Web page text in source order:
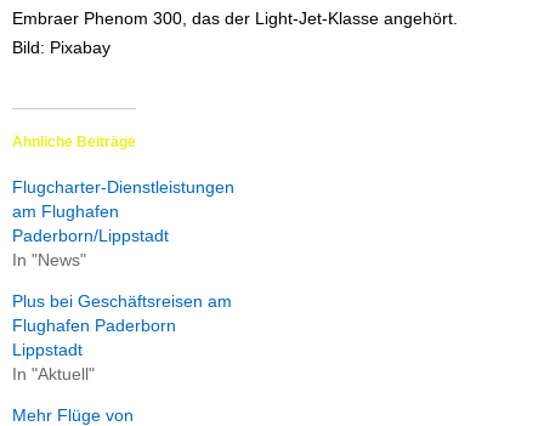
Embraer Phenom 300, das der Light-Jet-Klasse angehört.
Bild: Pixabay
Ähnliche Beiträge
Flugcharter-Dienstleistungen
am Flughafen
Paderborn/Lippstadt
In "News"
Plus bei Geschäftsreisen am
Flughafen Paderborn
Lippstadt
In "Aktuell"
Mehr Flüge von